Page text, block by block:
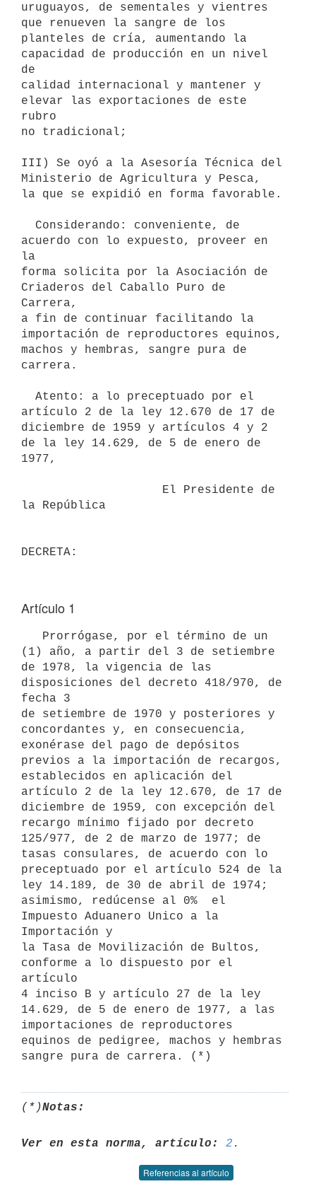
uruguayos, de sementales y vientres
que renueven la sangre de los
planteles de cría, aumentando la
capacidad de producción en un nivel
de
calidad internacional y mantener y
elevar las exportaciones de este
rubro
no tradicional;
III) Se oyó a la Asesoría Técnica del
Ministerio de Agricultura y Pesca,
la que se expidió en forma favorable.
acuerdo con lo expuesto, proveer en
la
forma solicita por la Asociación de
Criaderos del Caballo Puro de
Carrera,
a fin de continuar facilitando la
importación de reproductores equinos,
machos y hembras, sangre pura de
carrera.
artículo 2 de la ley 12.670 de 17 de
diciembre de 1959 y artículos 4 y 2
de la ley 14.629, de 5 de enero de
1977,
la República
Artículo 1
(1) año, a partir del 3 de setiembre
de 1978, la vigencia de las
disposiciones del decreto 418/970, de
fecha 3
de setiembre de 1970 y posteriores y
concordantes y, en consecuencia,
exonérase del pago de depósitos
previos a la importación de recargos,
establecidos en aplicación del
artículo 2 de la ley 12.670, de 17 de
diciembre de 1959, con excepción del
recargo mínimo fijado por decreto
125/977, de 2 de marzo de 1977; de
tasas consulares, de acuerdo con lo
preceptuado por el artículo 524 de la
ley 14.189, de 30 de abril de 1974;
asimismo, redúcense al 0%  el
Impuesto Aduanero Unico a la
Importación y
la Tasa de Movilización de Bultos,
conforme a lo dispuesto por el
artículo
4 inciso B y artículo 27 de la ley
14.629, de 5 de enero de 1977, a las
importaciones de reproductores
equinos de pedigree, machos y hembras
(*)Notas:
Ver en esta norma, artículo: 2
Referencias al artículo